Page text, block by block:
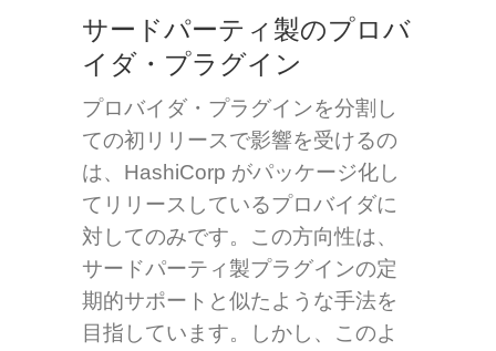
サードパーティ製のプロバ
イダ・プラグイン
プロバイダ・プラグインを分割し
ての初リリースで影響を受けるの
は、HashiCorp がパッケージ化し
てリリースしているプロバイダに
対してのみです。この方向性は、
サードパーティ製プラグインの定
期的サポートと似たような手法を
目指しています。しかし、このよ